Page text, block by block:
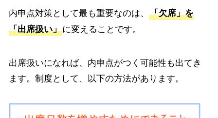
内申点対策として最も重要なのは、 「欠席」を
「出席扱い」に変えることです。
出席扱いになれば、内申点がつく可能性も出てき
ます。制度として、以下の方法があります。